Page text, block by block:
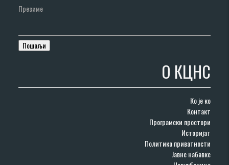
Презиме
О КЦНС
Ко је ко
Контакт
Програмски простори
Историјат
Политика приватности
Јавне набавке